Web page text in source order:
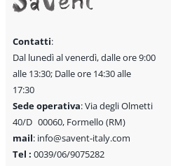
Contatti:
Dal lunedì al venerdì, dalle ore 9:00
alle 13:30; Dalle ore 14:30 alle
17:30
Sede operativa: Via degli Olmetti
40/D 00060, Formello (RM)
mail: info@savent-italy.com
Tel : 0039/06/9075282